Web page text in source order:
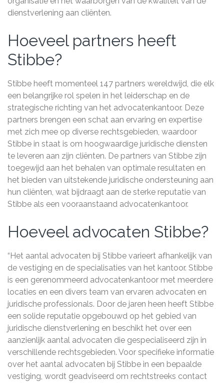
dienstverlening aan cliënten.
Hoeveel partners heeft
Stibbe?
Stibbe heeft momenteel 147 partners wereldwijd, die elk
een belangrijke rol spelen in het leiderschap en de
strategische richting van het advocatenkantoor. Deze
partners brengen een schat aan ervaring en expertise
met zich mee op diverse rechtsgebieden, waardoor
Stibbe in staat is om hoogwaardige juridische diensten
te leveren aan zijn cliënten. De partners van Stibbe zijn
toegewijd aan het behalen van optimale resultaten en
het bieden van uitstekende juridische ondersteuning aan
hun cliënten, wat bijdraagt aan de sterke reputatie van
Stibbe als een vooraanstaand advocatenkantoor.
Hoeveel advocaten Stibbe?
“Het aantal advocaten bij Stibbe varieert afhankelijk van
de vestiging en de specialisaties van het kantoor. Stibbe
is een gerenommeerd advocatenkantoor met meerdere
locaties en een divers team van ervaren advocaten en
juridische professionals. Door de jaren heen heeft Stibbe
een solide reputatie opgebouwd op het gebied van
juridische dienstverlening en beschikt het over een
aanzienlijk aantal advocaten die gespecialiseerd zijn in
verschillende rechtsgebieden. Voor specifieke informatie
over het aantal advocaten bij Stibbe in een bepaalde
vestiging, wordt geadviseerd om rechtstreeks contact